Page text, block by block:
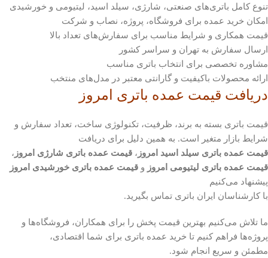
تنوع کامل باتری‌های صنعتی، شارژی، سیلد اسید، لیتیومی و خورشیدی
امکان خرید عمده برای فروشگاه، پروژه، نصاب و شرکت
قیمت همکاری و شرایط مناسب برای سفارش‌های تعداد بالا
ارسال سفارش به تهران و سراسر کشور
مشاوره تخصصی برای انتخاب باتری مناسب
ارائه محصولات باکیفیت و گارانتی معتبر در مدل‌های منتخب
دریافت قیمت عمده باتری امروز
قیمت باتری بسته به برند، ظرفیت، تکنولوژی ساخت، تعداد سفارش و
شرایط بازار متغیر است. به همین دلیل برای دریافت
قیمت عمده باتری سیلد اسید امروز ، قیمت عمده باتری شارژی امروز ،
قیمت عمده باتری لیتیومی امروز و قیمت عمده باتری خورشیدی امروز
پیشنهاد می‌کنیم
با کارشناسان ایران باتری تماس بگیرید.
ما تلاش می‌کنیم بهترین قیمت پخش را برای همکاران، فروشگاه‌ها و
پروژه‌ها فراهم کنیم تا خرید عمده باتری برای شما اقتصادی،
مطمئن و سریع انجام شود.